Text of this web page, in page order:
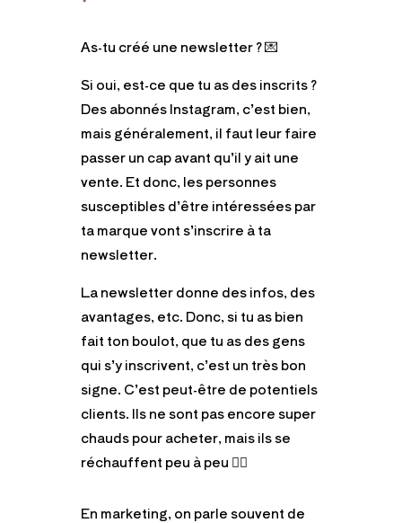
As-tu créé une newsletter ? 💌
Si oui, est-ce que tu as des inscrits ?
Des abonnés Instagram, c’est bien,
mais généralement, il faut leur faire
passer un cap avant qu’il y ait une
vente. Et donc, les personnes
susceptibles d’être intéressées par
ta marque vont s’inscrire à ta
newsletter.
La newsletter donne des infos, des
avantages, etc. Donc, si tu as bien
fait ton boulot, que tu as des gens
qui s’y inscrivent, c’est un très bon
signe. C’est peut-être de potentiels
clients. Ils ne sont pas encore super
chauds pour acheter, mais ils se
réchauffent peu à peu 👌🏻
En marketing, on parle souvent de